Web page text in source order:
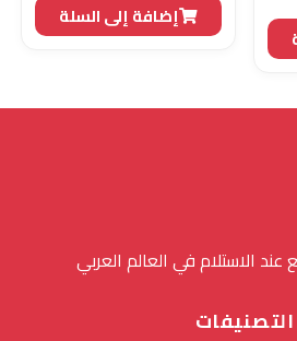
إضافة إلى السلة
الاستلام في العالم العربي
التصنيفات